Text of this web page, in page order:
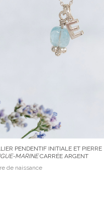
PENDENTIF INITIALE ET PIERRE
MARINECARRÉE ARGENT
de naissance